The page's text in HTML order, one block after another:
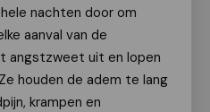
nachten door om
aanval van de
angstzweet uit en lopen
houden de adem te lang
krampen en